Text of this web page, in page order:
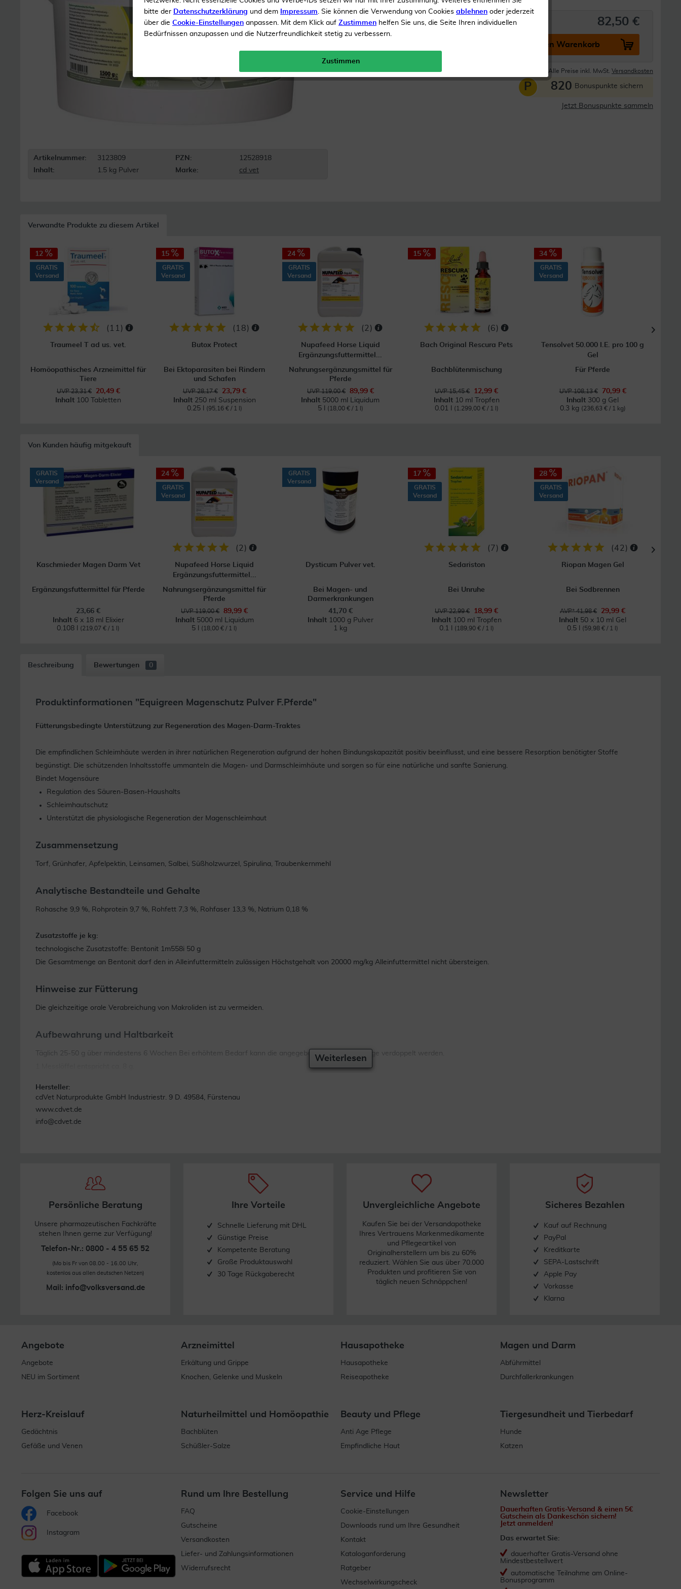
Artikelnummer: 3123809 PZN:
12528918
Inhalt:
1.5 kg Pulver Marke: cd vet
Inhalt1.5 kg Pulver 82,50 €
In den Warenkorb
Versandkostenfrei Alle Preise inkl. MwSt. Versandkosten
P 820 Bonuspunkte sichern
Jetzt Bonuspunkte sammeln
Verwandte Produkte zu diesem Artikel
12
GRATIS
Versand
( 11 )
Traumeel T ad us. vet.
Homöopathisches Arzneimittel für
Tiere
UVP 23,31 €
20,49 €
Inhalt 100 Tabletten
15
GRATIS
Versand
( 18)
Butox Protect
Bei Ektoparasiten bei Rindern
und Schafen
UVP 28,17 €
23,79 €
Inhalt 250 ml Suspension
0.25 l
(95,16 € / 1 l)
24
GRATIS
Versand
(2 )
Nupafeed Horse Liquid
Ergänzungsfuttermittel...
Nahrungsergänzungsmittel für
Pferde
UVP 119,00 €
89,99 €
Inhalt 5000 ml Liquidum
5 l
(18,00 € / 1 l)
15
(6)
Bach Original Rescura Pets
Bachblütenmischung
UVP 15,45 €
12,99 €
Inhalt 10 ml Tropfen
0.01 l
(1.299,00 € / 1 l)
34
GRATIS
Versand
Tensolvet 50.000 I.E. pro 100 g
Gel
Für Pferde
UVP 108,13 €
70,99 €
Inhalt 300 g Gel
0.3 kg (236,63 € / 1 kg)
Von Kunden häufig mitgekauft
GRATIS
Versand
Kaschmieder Magen Darm Vet
Ergänzungsfuttermittel für Pferde
23,66 €
Inhalt 6 x 18 ml Elixier
0.108 l
(219,07 € / 1 l)
24
GRATIS
Versand
(2 )
Nupafeed Horse Liquid
Ergänzungsfuttermittel...
Nahrungsergänzungsmittel für
Pferde
UVP 119,00 €
89,99 €
Inhalt 5000 ml Liquidum
5 l
(18,00 € / 1 l)
GRATIS
Versand
Dysticum Pulver vet.
Bei Magen- und
Darmerkrankungen
41,70 €
Inhalt 1000 g Pulver
1 kg
17
GRATIS
Versand
( 7 )
Sedariston
Bei Unruhe
UVP 22,99 €
18,99 €
Inhalt 100 ml Tropfen
0.1 l
(189,90 € / 1 l)
28
GRATIS
Versand
(42 )
Riopan Magen Gel
Bei Sodbrennen
AVP* 41,98 €
29,99 €
Inhalt 50 x 10 ml Gel
0.5 l
(59,98 € / 1 l)
Beschreibung Bewertungen 0
Produktinformationen "Equigreen Magenschutz Pulver F.Pferde"
Fütterungsbedingte Unterstützung zur Regeneration des Magen-Darm-Traktes
Die empfindlichen Schleimhäute werden in ihrer natürlichen Regeneration aufgrund der hohen Bindungskapazität positiv beeinflusst, und eine bessere Resorption benötigter Stoffe
begünstigt. Die schützenden Inhaltsstoffe ummanteln die Magen- und Darmschleimhäute und sorgen so für eine natürliche und sanfte Sanierung.
Bindet Magensäure
Regulation des Säuren-Basen-Haushalts
Schleimhautschutz
Unterstützt die physiologische Regeneration der Magenschleimhaut
Zusammensetzung
Torf, Grünhafer, Apfelpektin, Leinsamen, Salbei, Süßholzwurzel, Spirulina, Traubenkernmehl
Analytische Bestandteile und Gehalte
Rohasche 9,9 %, Rohprotein 9,7 %, Rohfett 7,3 %, Rohfaser 13,3 %, Natrium 0,18 %
Zusatzstoffe je kg:
technologische Zusatzstoffe: Bentonit 1m558i 50 g
Die Gesamtmenge an Bentonit darf den in Alleinfuttermitteln zulässigen Höchstgehalt von 20000 mg/kg Alleinfuttermittel nicht übersteigen.
Hinweise zur Fütterung
Die gleichzeitige orale Verabreichung von Makroliden ist zu vermeiden.
Aufbewahrung und Haltbarkeit
Täglich 25-50 g über mindestens 6 Wochen Bei erhöhtem Bedarf kann die angegebene Fütterungsmenge verdoppelt werden.
Weiterlesen
Hersteller:
cdVet Naturprodukte GmbH Industriestr. 9 D. 49584, Fürstenau
www.cdvet.de
info@cdvet.de
Persönliche Beratung
Unsere pharmazeutischen Fachkräfte
stehen Ihnen gerne zur Verfügung!
Telefon-Nr.: 0800 - 4 55 65 52
(Mo bis Fr von 08.00 - 16.00 Uhr,
kostenlos aus allen deutschen Netzen)
Mail: info@volksversand.de
Ihre Vorteile
Schnelle Lieferung mit DHL
Günstige Preise
Kompetente Beratung
Große Produktauswahl
30 Tage Rückgaberecht
Unvergleichliche Angebote
Kaufen Sie bei der Versandapotheke
Ihres Vertrauens Markenmedikamente
und Pflegeartikel von
Originalherstellern um bis zu 60%
reduziert. Wählen Sie aus über 70.000
Produkten und profitieren Sie von
täglich neuen Schnäppchen!
Sicheres Bezahlen
Kauf auf Rechnung
PayPal
Kreditkarte
SEPA-Lastschrift
Apple Pay
Vorkasse
Klarna
Angebote
Angebote
NEU im Sortiment
Arzneimittel
Erkältung und Grippe
Knochen, Gelenke und Muskeln
Hausapotheke
Hausapotheke
Reiseapotheke
Magen und Darm
Abführmittel
Durchfallerkrankungen
Herz-Kreislauf
Gedächtnis
Gefäße und Venen
Naturheilmittel und Homöopathie
Bachblüten
Schüßler-Salze
Beauty und Pflege
Anti Age Pflege
Empfindliche Haut
Tiergesundheit und Tierbedarf
Hunde
Katzen
Folgen Sie uns auf
Facebook
Instagram
Rund um Ihre Bestellung
FAQ
Gutscheine
Versandkosten
Liefer- und Zahlungsinformationen
Widerrufsrecht
Service und Hilfe
Cookie-Einstellungen
Downloads rund um Ihre Gesundheit
Kontakt
Kataloganforderung
Ratgeber
Wechselwirkungscheck
Newsletter
Dauerhaften Gratis-Versand & einen 5€
Gutschein als Dankeschön sichern!
Jetzt anmelden!
Das erwartet Sie:
dauerhafter Gratis-Versand ohne
Mindestbestellwert
automatische Teilnahme am Online-
Bonusprogramm
bitte der Datenschutzerklärung und dem Impressum. Sie können die Verwendung von Cookies ablehnen oder jederzeit
über die Cookie-Einstellungen anpassen. Mit dem Klick auf Zustimmen helfen Sie uns, die Seite Ihren individuellen
Bedürfnissen anzupassen und die Nutzerfreundlichkeit stetig zu verbessern.
Zustimmen